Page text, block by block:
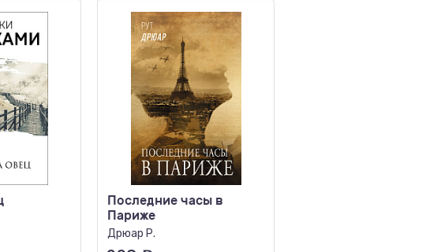
Последние часы в
Париже
Дрюар Р.